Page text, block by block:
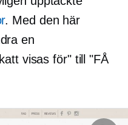
. Med den här
en
visas för" till "FÅ